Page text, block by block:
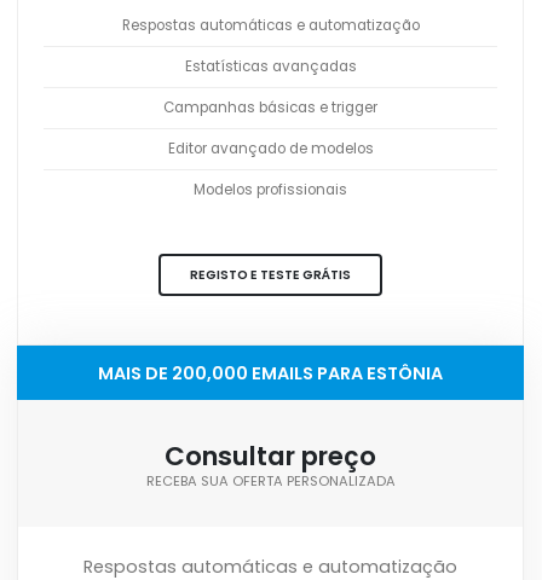
Respostas automáticas e automatização
Estatísticas avançadas
Campanhas básicas e trigger
Editor avançado de modelos
Modelos profissionais
REGISTO E TESTE GRÁTIS
MAIS DE 200,000 EMAILS PARA ESTÔNIA
Consultar preço
RECEBA SUA OFERTA PERSONALIZADA
Respostas automáticas e automatização